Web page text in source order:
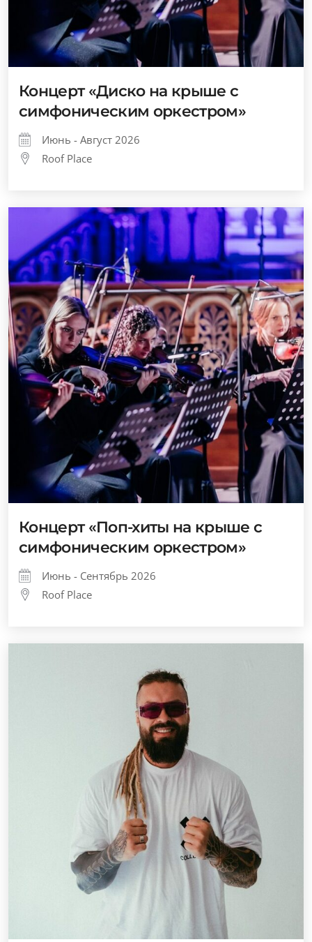
Концерт «Диско на крыше с
симфоническим оркестром»
Июнь - Август 2026
Roof Place
Концерт «Поп-хиты на крыше с
симфоническим оркестром»
Июнь - Сентябрь 2026
Roof Place